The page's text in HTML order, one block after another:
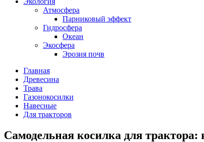
Атмосфера
Парниковый эффект
Гидросфера
Океан
Экосфера
Эрозия почв
Главная
Древесина
Трава
Газонокосилки
Навесные
Для тракторов
Самодельная косилка для